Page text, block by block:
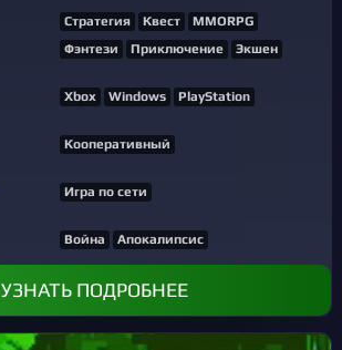
Стратегия Квест
MMORPG
Фэнтези
Приключение Экшен
Xbox Windows PlayStation
Кооперативный
Игра по сети
Война Апокалипсис
УЗНАТЬ ПОДРОБНЕЕ